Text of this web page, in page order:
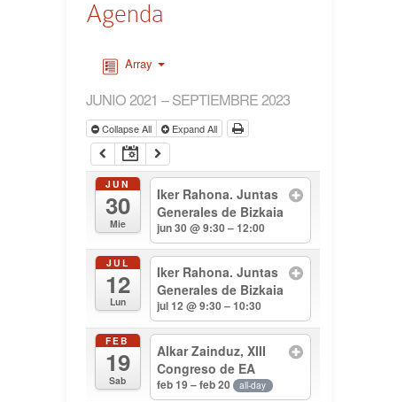
Agenda
Array
JUNIO 2021 – SEPTIEMBRE 2023
Collapse All Expand All
JUN
30
Mie
Iker Rahona. Juntas
Generales de Bizkaia
jun 30 @ 9:30 – 12:00
JUL
12
Lun
Iker Rahona. Juntas
Generales de Bizkaia
jul 12 @ 9:30 – 10:30
FEB
19
Sab
Alkar Zainduz, XIII
Congreso de EA
feb 19 – feb 20 all-day